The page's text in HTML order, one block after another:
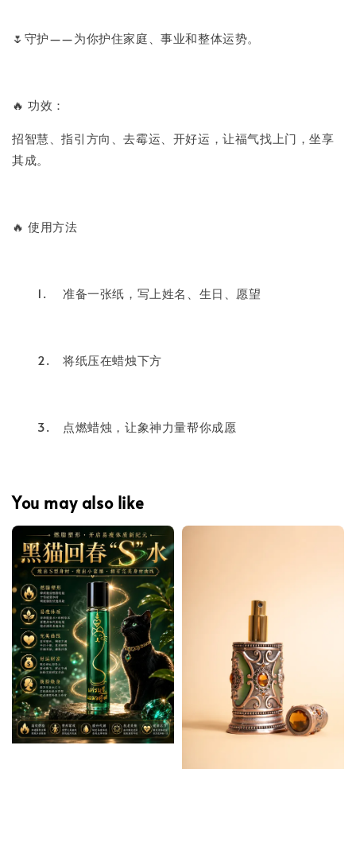
🌷守护——为你护住家庭、事业和整体运势。
🔥 功效：
招智慧、指引方向、去霉运、开好运，让福气找上门，坐享
其成。
🔥 使用方法
1. 准备一张纸，写上姓名、生日、愿望
2. 将纸压在蜡烛下方
3. 点燃蜡烛，让象神力量帮你成愿
You may also like